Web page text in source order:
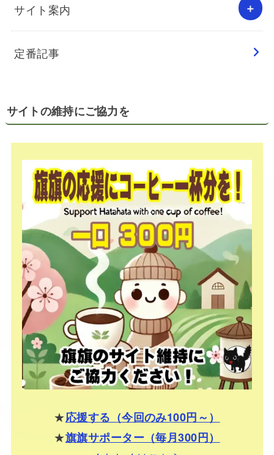
サイト案内
定番記事
サイトの維持にご協力を
★応援する（今回のみ100円～）
★旗旗サポーター（毎月300円）